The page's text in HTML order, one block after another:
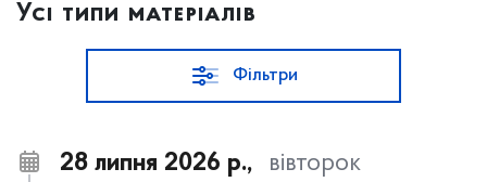
Усі типи матеріалів
Фільтри
28 липня 2026 р., вівторок